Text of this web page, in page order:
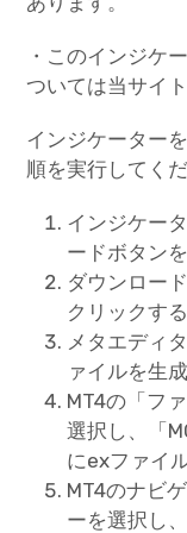
・このインジケ
ついては当サイ
インジケーター
順を実行してくだ
インジケー
ードボタン
ダウンロー
クリックす
メタエディ
ァイルを生
MT4の「フ
選択し、「
にexファイ
MT4のナビ
ーを選択し